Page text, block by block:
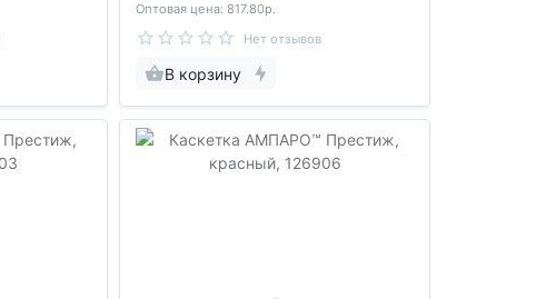
Оптовая цена: 817.80р.
Нет отзывов
В корзину